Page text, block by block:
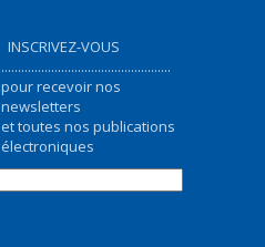
INSCRIVEZ-VOUS
...................................................
pour recevoir nos
newsletters
et toutes nos publications
électroniques